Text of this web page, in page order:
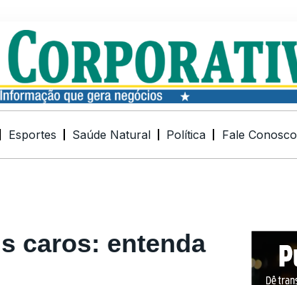
Esportes Saúde Natural Política Fale Conosco
caros: entenda